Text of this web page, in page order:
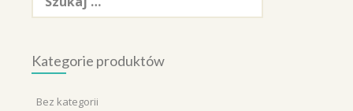
Kategorie produktów
Bez kategorii